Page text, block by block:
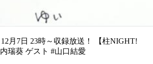
12月7日 23時～収録放送！ 【柱NIGHT!
瑞葵 ゲスト #山口結愛